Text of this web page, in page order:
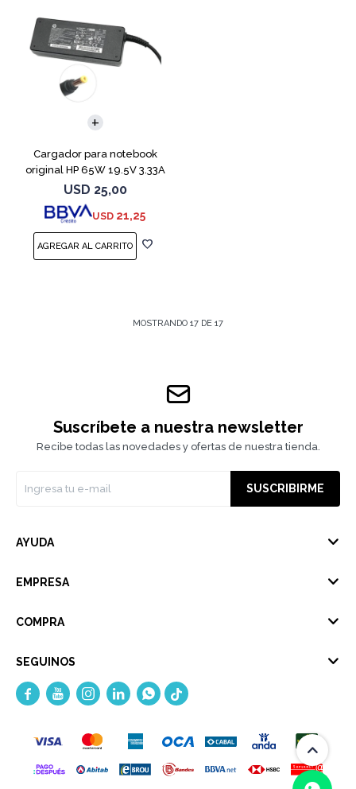
Cargador para notebook
original HP 65W 19.5V 3.33A
USD 25,00
USD 21,25
MOSTRANDO 17 DE 17
Suscríbete a nuestra newsletter
Recibe todas las novedades y ofertas de nuestra tienda.
SUSCRIBIRME
AYUDA
EMPRESA
COMPRA
SEGUINOS
    